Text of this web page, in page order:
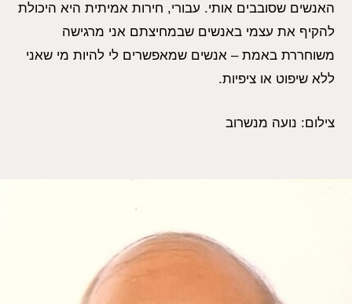
האנשים שסובבים אותי. עבורי, חירות אמיתית היא היכולת
להקיף את עצמי באנשים שבמחיצתם אני מרגישה
משוחררת באמת – אנשים שמאפשרים לי להיות מי שאני
ללא שיפוט או ציפיות.
צילום: נועה מנשרוב